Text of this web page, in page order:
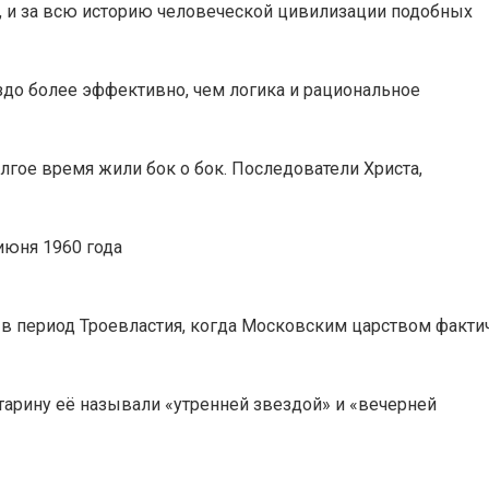
за всю историю человеческой цивилизации подобных
более эффективно, чем логика и рациональное
время жили бок о бок. Последователи Христа,
1960 года
Троевластия, когда Московским царством
её называли «утренней звездой» и «вечерней